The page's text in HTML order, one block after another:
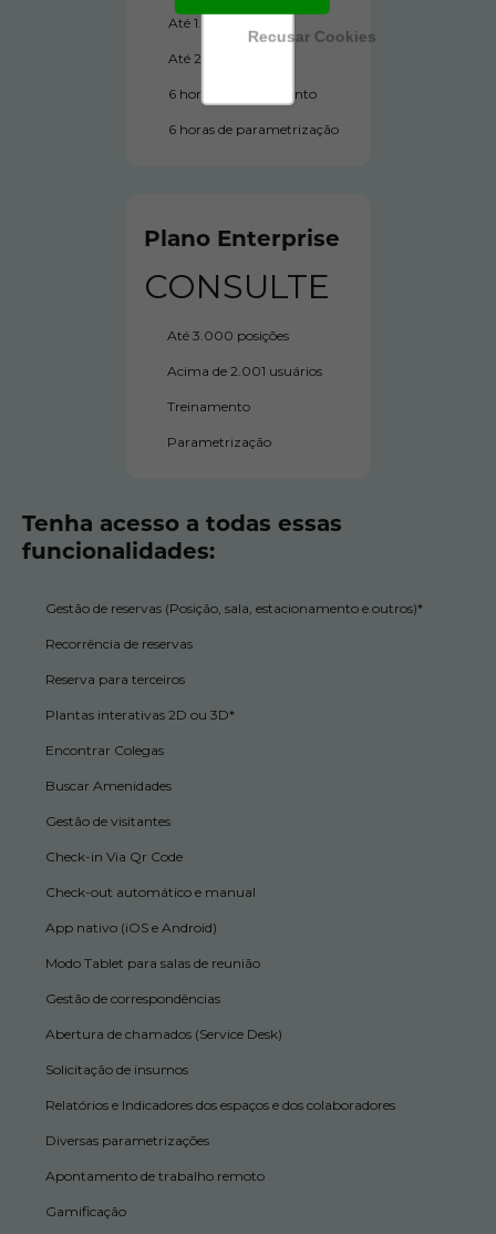
Recusar Cookies
Até 1.000 posições
Até 2.000 usuários
6 horas de treinamento
6 horas de parametrização
Plano Enterprise
CONSULTE
Até 3.000 posições
Acima de 2.001 usuários
Treinamento
Parametrização
Tenha acesso a todas essas
funcionalidades:
Gestão de reservas (Posição, sala, estacionamento e outros)*
Recorrência de reservas
Reserva para terceiros
Plantas interativas 2D ou 3D*
Encontrar Colegas
Buscar Amenidades
Gestão de visitantes
Check-in Via Qr Code
Check-out automático e manual
App nativo (iOS e Android)
Modo Tablet para salas de reunião
Gestão de correspondências
Abertura de chamados (Service Desk)
Solicitação de insumos
Relatórios e Indicadores dos espaços e dos colaboradores
Diversas parametrizações
Apontamento de trabalho remoto
Gamificação